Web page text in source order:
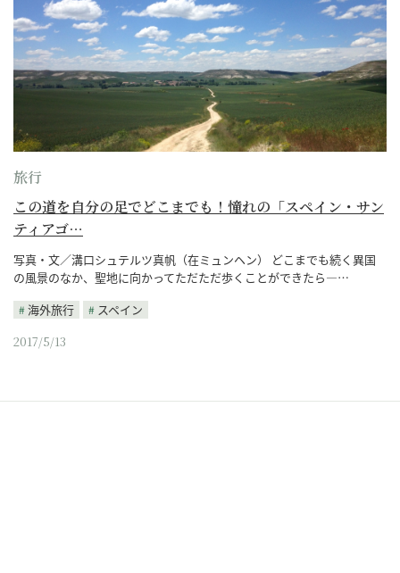
旅行
この道を自分の足でどこまでも！憧れの「スペイン・サン
ティアゴ…
写真・文／溝口シュテルツ真帆（在ミュンヘン） どこまでも続く異国
の風景のなか、聖地に向かってただただ歩くことができたら―…
海外旅行
スペイン
2017/5/13